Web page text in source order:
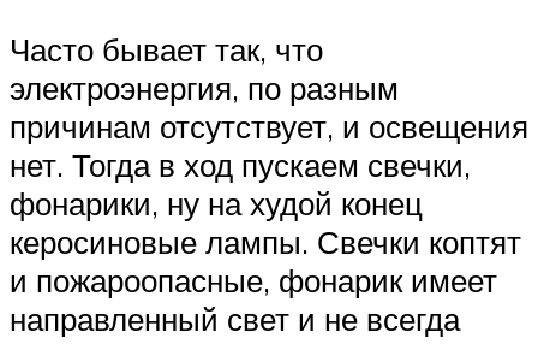
Часто бывает так, что
электроэнергия, по разным
причинам отсутствует, и освещения
нет. Тогда в ход пускаем свечки,
фонарики, ну на худой конец
керосиновые лампы. Свечки коптят
и пожароопасные, фонарик имеет
направленный свет и не всегда